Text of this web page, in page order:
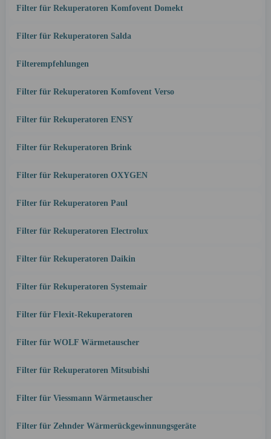
Filter für Rekuperatoren Komfovent Domekt
Filter für Rekuperatoren Salda
Filterempfehlungen
Filter für Rekuperatoren Komfovent Verso
Filter für Rekuperatoren ENSY
Filter für Rekuperatoren Brink
Filter für Rekuperatoren OXYGEN
Filter für Rekuperatoren Paul
Filter für Rekuperatoren Electrolux
Filter für Rekuperatoren Daikin
Filter für Rekuperatoren Systemair
Filter für Flexit-Rekuperatoren
Filter für WOLF Wärmetauscher
Filter für Rekuperatoren Mitsubishi
Filter für Viessmann Wärmetauscher
Filter für Zehnder Wärmerückgewinnungsgeräte